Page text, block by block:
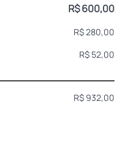
R$ 600,00
R$ 280,00
R$ 52,00
R$ 932,00